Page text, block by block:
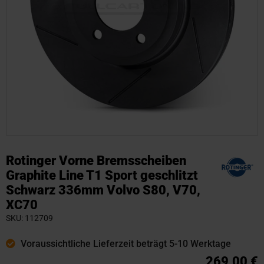
Rotinger Vorne Bremsscheiben
Graphite Line T1 Sport geschlitzt
Schwarz 336mm Volvo S80, V70,
XC70
SKU 112709
Voraussichtliche Lieferzeit beträgt 5-10 Werktage
Anfang
der
Bildgalerie
springen